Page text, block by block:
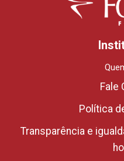
Fale
Política
Transparência e